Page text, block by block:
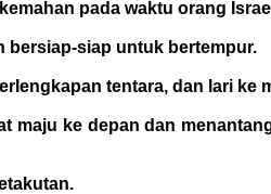
pada waktu orang
bersiap-siap untuk bertempur.
tentara, dan lari
maju ke depan dan